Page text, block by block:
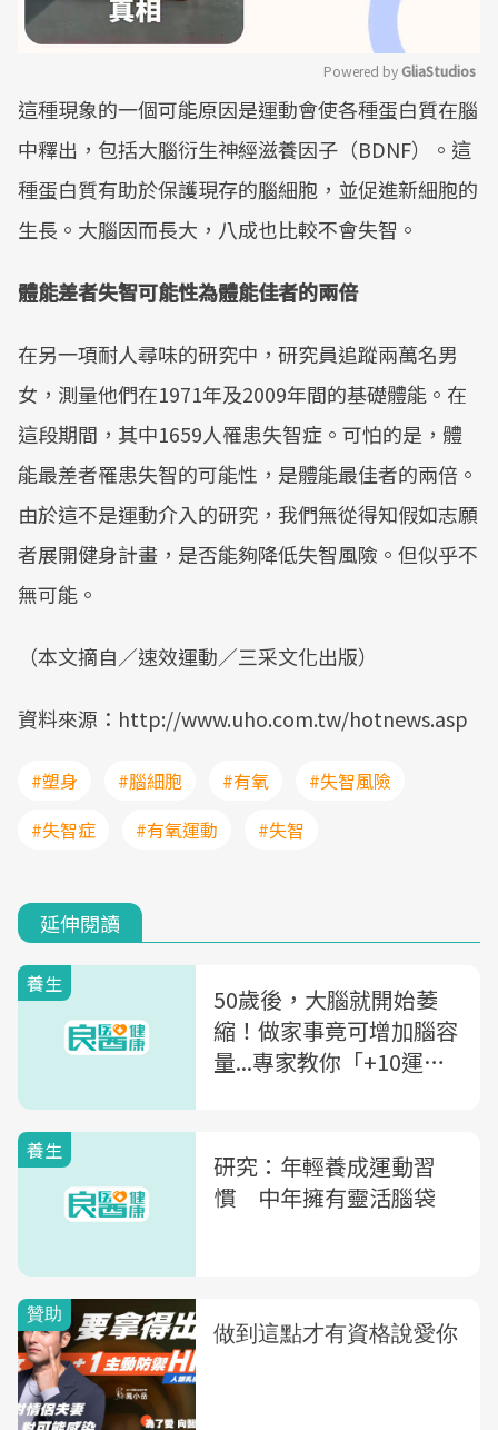
Mute
Powered by GliaStudios
這種現象的一個可能原因是運動會使各種蛋白質在腦
中釋出，包括大腦衍生神經滋養因子（BDNF）。這
種蛋白質有助於保護現存的腦細胞，並促進新細胞的
生長。大腦因而長大，八成也比較不會失智。
體能差者失智可能性為體能佳者的兩倍
在另一項耐人尋味的研究中，研究員追蹤兩萬名男
女，測量他們在1971年及2009年間的基礎體能。在
這段期間，其中1659人罹患失智症。可怕的是，體
能最差者罹患失智的可能性，是體能最佳者的兩倍。
由於這不是運動介入的研究，我們無從得知假如志願
者展開健身計畫，是否能夠降低失智風險。但似乎不
無可能。
（本文摘自／速效運動／三采文化出版）
資料來源：http://www.uho.com.tw/hotnews.asp
#塑身 #腦細胞 #有氧
#失智風險
#失智症
#有氧運動 #失智
延伸閱讀
養生
50歲後，大腦就開始萎
縮！做家事竟可增加腦容
量...專家教你「+10運動
養生
研究：年輕養成運動習
慣 中年擁有靈活腦袋